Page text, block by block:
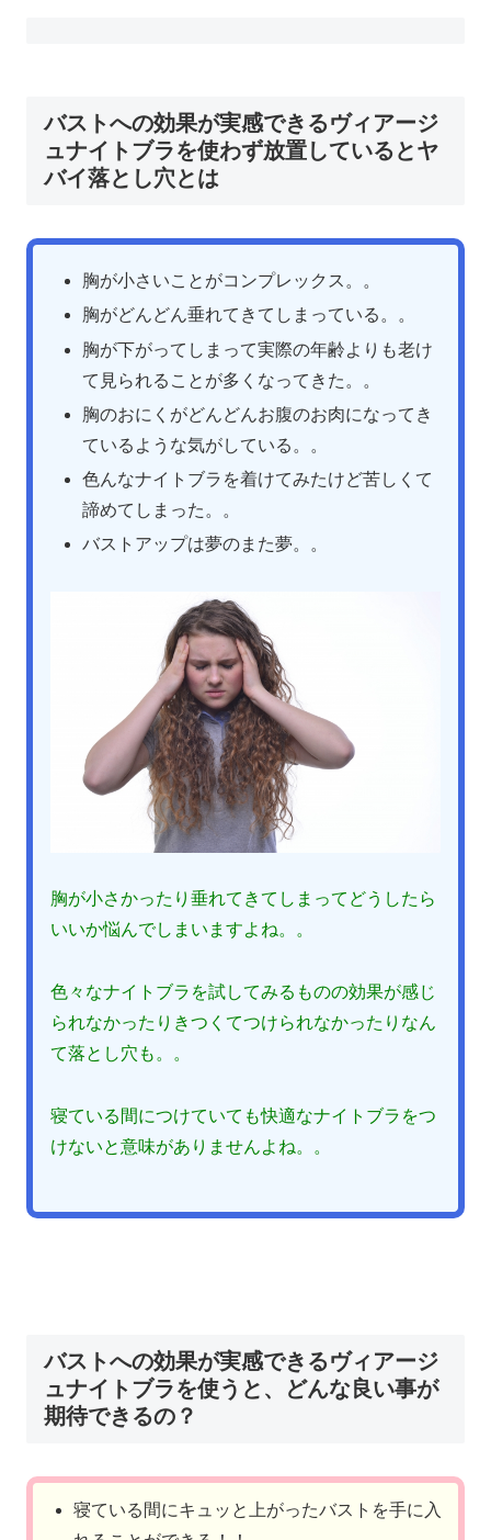
バストへの効果が実感できるヴィアージ
ュナイトブラを使わず放置しているとヤ
バイ落とし穴とは
胸が小さいことがコンプレックス。。
胸がどんどん垂れてきてしまっている。。
胸が下がってしまって実際の年齢よりも老け
て見られることが多くなってきた。。
胸のおにくがどんどんお腹のお肉になってき
ているような気がしている。。
色んなナイトブラを着けてみたけど苦しくて
諦めてしまった。。
バストアップは夢のまた夢。。
胸が小さかったり垂れてきてしまってどうしたら
いいか悩んでしまいますよね。。
色々なナイトブラを試してみるものの効果が感じ
られなかったりきつくてつけられなかったりなん
て落とし穴も。。
寝ている間につけていても快適なナイトブラをつ
けないと意味がありませんよね。。
バストへの効果が実感できるヴィアージ
ュナイトブラを使うと、どんな良い事が
期待できるの？
寝ている間にキュッと上がったバストを手に入